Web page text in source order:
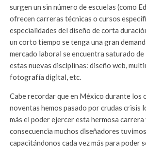
surgen un sin número de escuelas (como
ofrecen carreras técnicas o cursos
especialidades del diseño de corta
un corto tiempo se tenga una gran
mercado laboral se encuentra saturado de
estas nuevas disciplinas: diseño web,
fotografía digital, etc.
Cabe recordar que en México durante los
noventas hemos pasado por crudas crisis
más el poder ejercer esta hermosa carrera
consecuencia muchos diseñadores
capacitándonos cada vez más para poder